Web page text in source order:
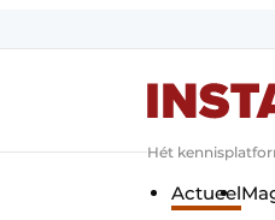
Hét
Actueel